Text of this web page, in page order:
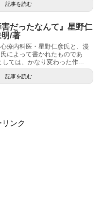
記事を読む
害だったなんて』星野仁
/著
療内科医・星野仁彦氏と、漫
によって書かれたものであ
しては、かなり変わった作...
記事を読む
ンク